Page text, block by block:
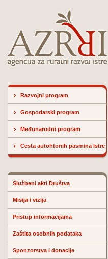
Razvojni program
Gospodarski program
Međunarodni program
Cesta autohtonih pasmina Istre
Službeni akti Društva
Misija i vizija
Pristup informacijama
Zaštita osobnih podataka
Sponzorstva i donacije